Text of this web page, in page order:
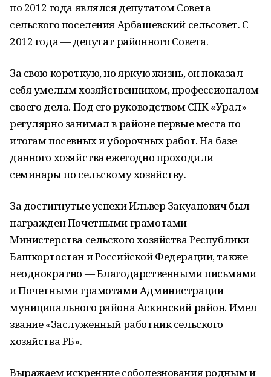
по 2012 года являлся депутатом Совета
сельского поселения Арбашевский сельсовет. С
2012 года — депутат районного Совета.
За свою короткую, но яркую жизнь, он показал
себя умелым хозяйственником, профессионалом
своего дела. Под его руководством СПК «Урал»
регулярно занимал в районе первые места по
итогам посевных и уборочных работ. На базе
данного хозяйства ежегодно проходили
семинары по сельскому хозяйству.
За достигнутые успехи Ильвер Закуанович был
награжден Почетными грамотами
Министерства сельского хозяйства Республики
Башкортостан и Российской Федерации, также
неоднократно — Благодарственными письмами
и Почетными грамотами Администрации
муниципального района Аскинский район. Имел
звание «Заслуженный работник сельского
хозяйства РБ».
Выражаем искренние соболезнования родным и